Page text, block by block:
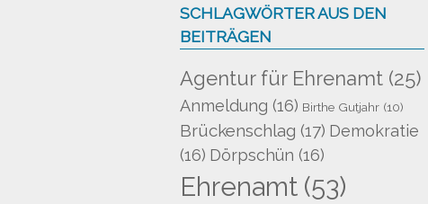
SCHLAGWÖRTER AUS DEN
BEITRÄGEN
Agentur für Ehrenamt (25)
Anmeldung (16) Birthe Gutjahr (10)
Brückenschlag (17) Demokratie
(16) Dörpschün (16)
Ehrenamt (53)